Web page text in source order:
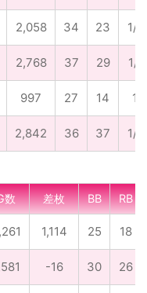
2,058 34 23 1/
2,768 37 29 1/
997 27 14 1/
2,842 36 37 1/
数 差枚 BB RB
1,114 25 18
-16 30 26